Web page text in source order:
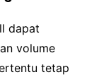
dapat
volume
tetap